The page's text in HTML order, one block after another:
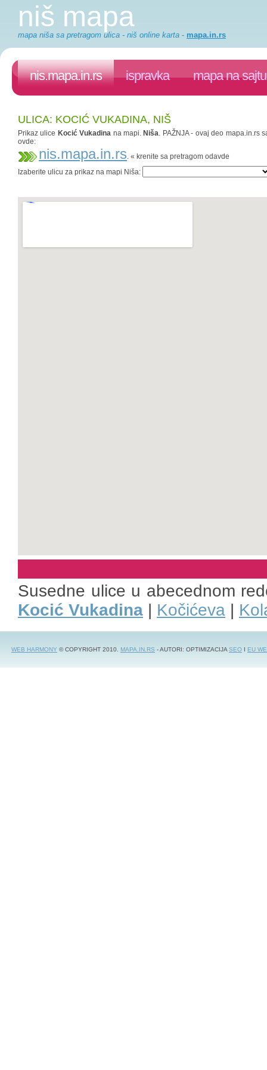
niš mapa
mapa niša sa pretragom ulica - niš online karta - mapa.in.rs
nis.mapa.in.rs ispravka mapa na sajtu
ULICA: KOCIĆ VUKADINA, NIŠ
Prikaz ulice Kocić Vukadina na mapi. Niša. PAŽNJA - ovaj deo mapa.in.rs
ovde:
nis.mapa.in.rs. « krenite sa pretragom odavde
Izaberite ulicu za prikaz na mapi Niša:
Susedne ulice u abecednom
Kocić Vukadina | Kočićeva |
WEB HARMONY © COPYRIGHT 2010. MAPA.IN.RS - AUTORI: OPTIMIZACIJASEO I EU